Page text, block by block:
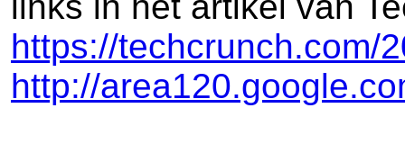
https://techcrunch.com/
http://